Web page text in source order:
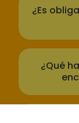
¿Es
¿Qué